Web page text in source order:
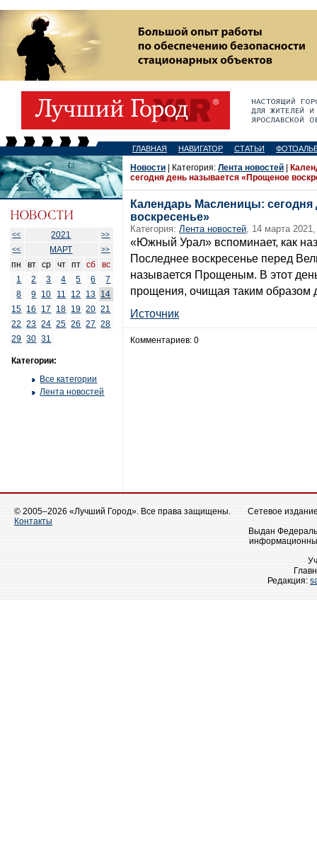
ГЛАВНАЯ НАВИГАТОР СТАТЬИ
<< 2021
>>
<<
МАРТ >>
пн вт ср чт пт сб
вс
1
2 3 4 5 6
7
8
9 10 11 12 13 14
15 16 17 18 19 20 21
22
23 24 25 26 27
28
29 30 31
Категории:
Все категории
Лента новостей
Новости | Категория: Лента новостей
сегодня день называется «Прощеное
Календарь Масленицы:
воскресенье»
Категория: Лента новостей, 14 марта
«Южный Урал» вспоминает, как
Последнее воскресенье перед
называется Прощеным. В этот
прощения, очищая таким образом
Источник
Комментариев: 0
© 2005–2026 «Лучший Город». Все права защищены.
Контакты
Сетевое
Выдан
Редакция: